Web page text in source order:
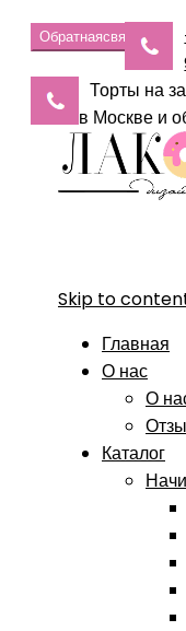
Обратнаясвязь
Торты на
в Москве и
Skip to
Главная
О нас
О
Каталог